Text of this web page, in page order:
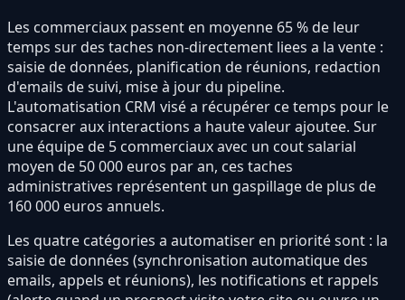
Les commerciaux passent en moyenne 65 % de leur
temps sur des taches non-directement liees a la vente :
saisie de données, planification de réunions, redaction
d'emails de suivi, mise à jour du pipeline.
L'automatisation CRM visé a récupérer ce temps pour le
consacrer aux interactions a haute valeur ajoutee. Sur
une équipe de 5 commerciaux avec un cout salarial
moyen de 50 000 euros par an, ces taches
administratives représentent un gaspillage de plus de
160 000 euros annuels.
Les quatre catégories a automatiser en priorité sont : la
saisie de données (synchronisation automatique des
emails, appels et réunions), les notifications et rappels